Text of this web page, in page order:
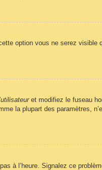
option vous ne serez visible
et modifiez le fuseau
la plupart des paramètres,
à l’heure. Signalez ce